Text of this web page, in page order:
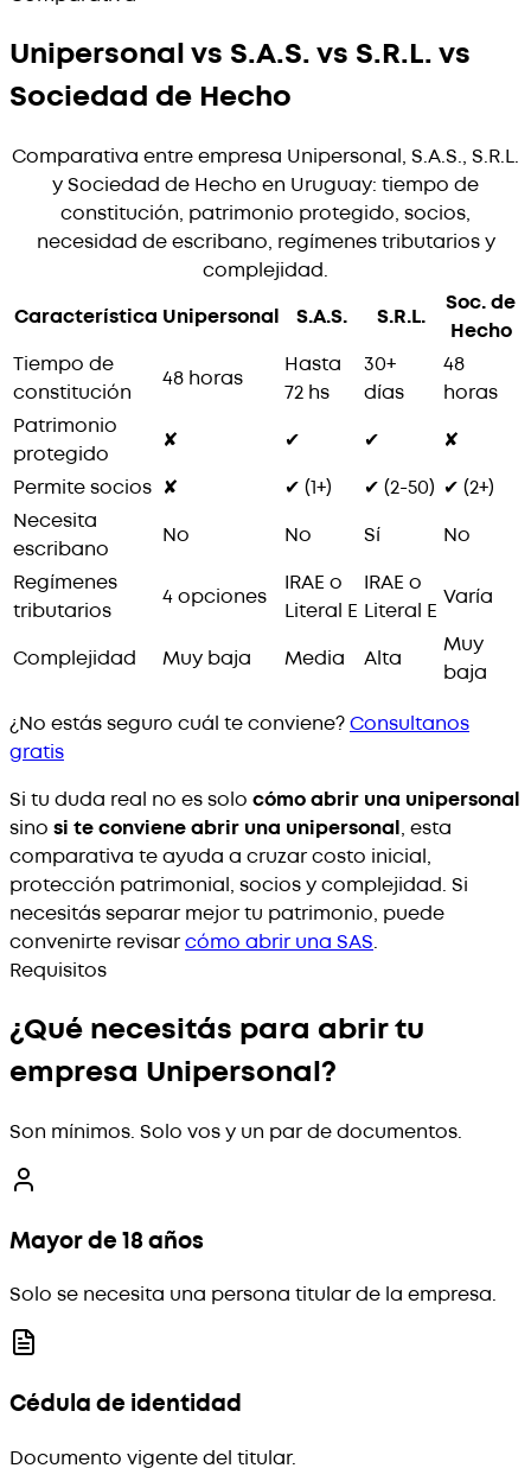
Unipersonal vs S.A.S. vs S.R.L. vs
Sociedad de Hecho
Comparativa entre empresa Unipersonal, S.A.S., S.R.L.
y Sociedad de Hecho en Uruguay: tiempo de
constitución, patrimonio protegido, socios,
necesidad de escribano, regímenes tributarios y
complejidad.
Característica Unipersonal S.A.S. S.R.L.
Soc. de
Hecho
Tiempo de
constitución
48 horas
Hasta
72 hs
30+
días
48
horas
Patrimonio
protegido
✘ ✔ ✔
✘
Permite socios ✘ ✔ (1+) ✔ (2-50) ✔ (2+)
Necesita
escribano
No No Sí
No
Regímenes
tributarios
4 opciones
IRAE o
Literal E
IRAE o
Literal E
Varía
Complejidad Muy baja Media Alta
Muy
baja
¿No estás seguro cuál te conviene?Consultanos
gratis
Si tu duda real no es solo cómo abrir una unipersonal
sino si te conviene abrir una unipersonal, esta
comparativa te ayuda a cruzar costo inicial,
protección patrimonial, socios y complejidad. Si
necesitás separar mejor tu patrimonio, puede
convenirte revisarcómo abrir una SAS.
Requisitos
¿Qué necesitás para abrir tu
empresa Unipersonal?
Son mínimos. Solo vos y un par de documentos.
Mayor de 18 años
Solo se necesita una persona titular de la empresa.
Cédula de identidad
Documento vigente del titular.